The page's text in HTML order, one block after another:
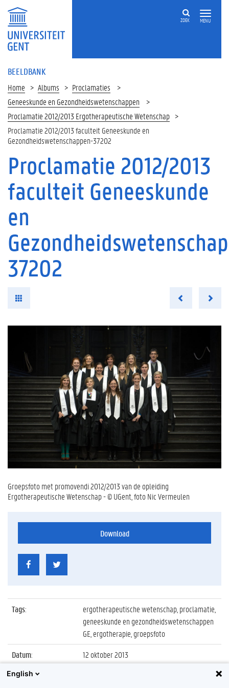
MENU
ZOEK
BEELDBANK
Home Albums
Proclamaties
Geneeskunde en Gezondheidswetenschappen
Proclamatie 2012/2013 Ergotherapeutische Wetenschap
Proclamatie 2012/2013 faculteit Geneeskunde en
Gezondheidswetenschappen-37202
Proclamatie 2012/2013
faculteit Geneeskunde
en
37202
Groepsfoto met promovendi 2012/2013 van de opleiding
Ergotherapeutische Wetenschap - © UGent, foto Nic Vermeulen
Download
Tags:
ergotherapeutische wetenschap, proclamatie,
geneeskunde en gezondheidswetenschappen
GE, ergotherapie, groepsfoto
Datum:
12 oktober 2013
Identificatienummer
English